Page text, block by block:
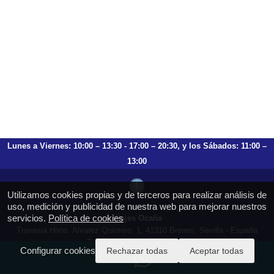
Utilizamos cookies propias y de terceros para realizar análisis de
uso, medición y publicidad de nuestra web para mejorar nuestros
servicios. Política de cookies
Configurar cookies Rechazar todas Aceptar todas
Lunes a Viernes: 10:00 – 13:30 - 17:00 – 20:30, y los Sábados: 11:00 –
13:00
Viajes Ocaña
T.: 659 753 504 954 797 472
https://viajesocana.es
reservas@viajesocana.es